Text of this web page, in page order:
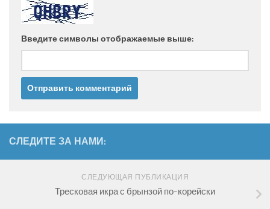
Введите символы отображаемые выше:
СЛЕДИТЕ ЗА НАМИ:
СЛЕДУЮЩАЯ ПУБЛИКАЦИЯ
Тресковая икра с брынзой по-корейски